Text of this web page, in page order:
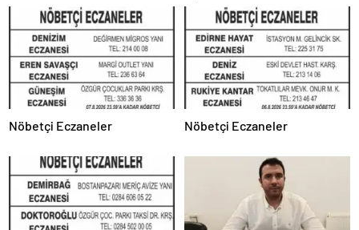
Nöbetçi Eczaneler Nöbetçi Eczaneler